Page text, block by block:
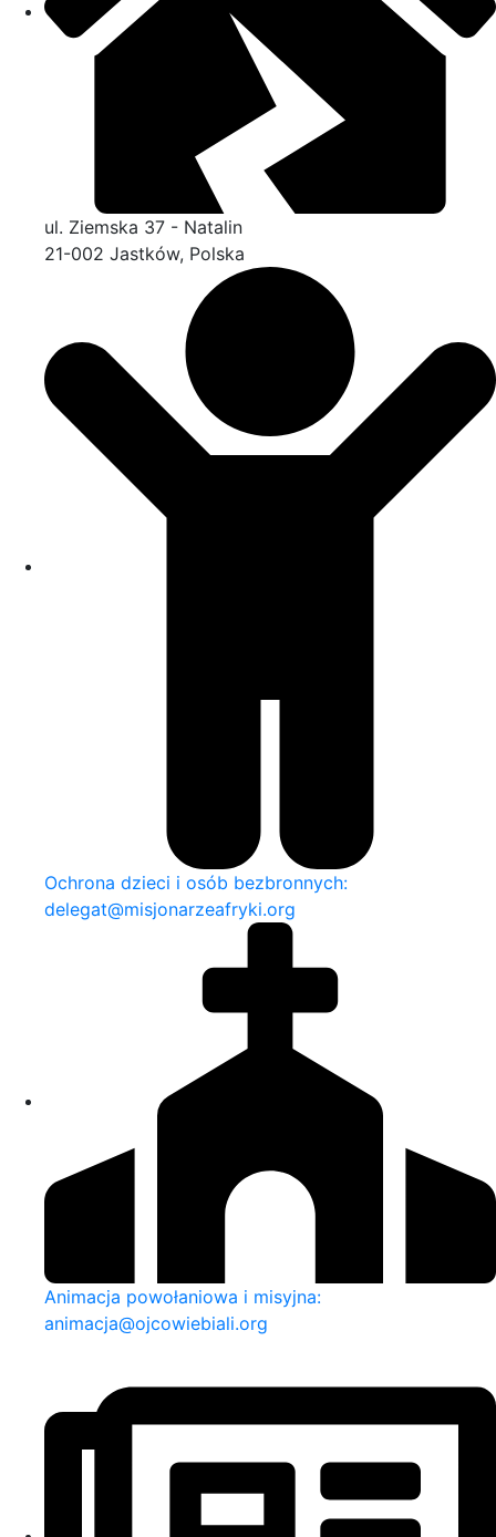
ul. Ziemska 37 - Natalin
21-002 Jastków, Polska
Ochrona dzieci i osób bezbronnych:
delegat@misjonarzeafryki.org
Animacja powołaniowa i misyjna:
animacja@ojcowiebiali.org